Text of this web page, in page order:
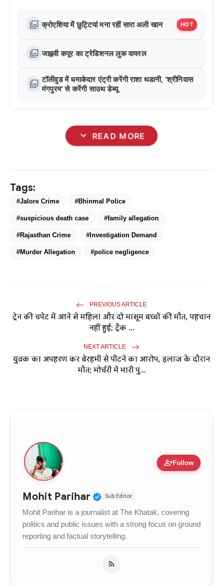
photo_library क्रोएशिया में छुट्टियां मना रहीं सारा अली खान HOT
photo_library जाह्नवी कपूर का ट्रेडिशनल लुक वायरल
photo_library टॉलीवुड में धमाकेदार एंट्री करेंगी राशा थडानी, 'श्रीनिवास
मंगपुरम' से करेंगी साउथ डेब्यू
expand_more READ MORE
Tags:
#Jalore Crime #Bhinmal Police
#suspicious death case #family allegation
#Rajasthan Crime #Investigation Demand
#Murder Allegation #police negligence
PREVIOUS ARTICLE
ट्रेन की चपेट में आने से महिला और दो मासूम बच्चों की मौत, पहचान
नहीं हुई; ट्रैक ...
NEXT ARTICLE
युवक का अपहरण कर बेरहमी से पीटने का आरोप, इलाज के दौरान
मौत; मोर्चरी में भारी पु...
person_addFollow
Mohit Parihar Verified Public Figure •
Sub Editor
Mohit Parihar is a journalist at The Khatak, covering
politics and public issues with a strong focus on ground
reporting and factual storytelling.